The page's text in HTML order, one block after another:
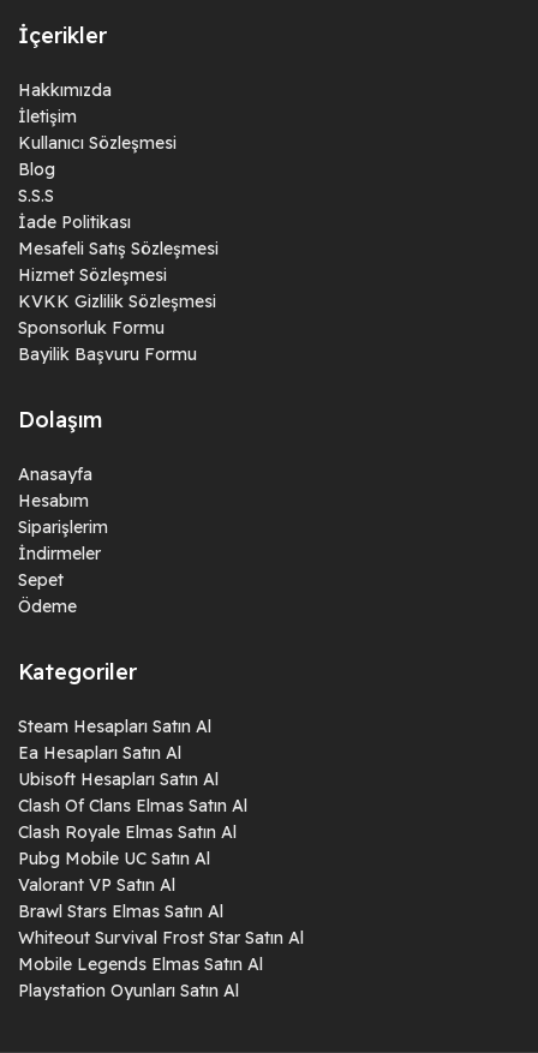
İçerikler
Hakkımızda
İletişim
Kullanıcı Sözleşmesi
Blog
S.S.S
İade Politikası
Mesafeli Satış Sözleşmesi
Hizmet Sözleşmesi
KVKK Gizlilik Sözleşmesi
Sponsorluk Formu
Bayilik Başvuru Formu
Dolaşım
Anasayfa
Hesabım
Siparişlerim
İndirmeler
Sepet
Ödeme
Kategoriler
Steam Hesapları Satın Al
Ea Hesapları Satın Al
Ubisoft Hesapları Satın Al
Clash Of Clans Elmas Satın Al
Clash Royale Elmas Satın Al
Pubg Mobile UC Satın Al
Valorant VP Satın Al
Brawl Stars Elmas Satın Al
Whiteout Survival Frost Star Satın Al
Mobile Legends Elmas Satın Al
Playstation Oyunları Satın Al